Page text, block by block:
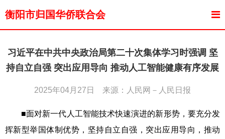
衡阳市归国华侨联合会
习近平在中共中央政治局第二十次集体学习时强调 坚
持自立自强 突出应用导向 推动人工智能健康有序发展
2025年04月27日 来源：人民网－人民日报
■面对新一代人工智能技术快速演进的新形势，要充分发
挥新型举国体制优势，坚持自立自强，突出应用导向，推动